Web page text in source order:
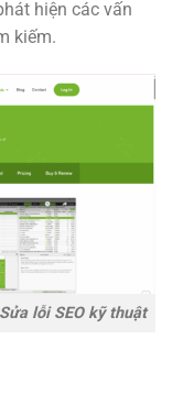
hiện các vấn
kiếm.
lỗi SEO kỹ thuật